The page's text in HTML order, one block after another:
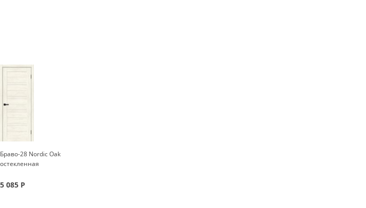
Браво-28 Nordic Oak
остекленная
5 085 Р